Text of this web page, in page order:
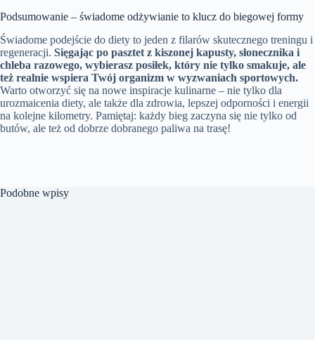
Podsumowanie – świadome odżywianie to klucz do biegowej formy
Świadome podejście do diety to jeden z filarów skutecznego treningu i
regeneracji. Sięgając po pasztet z kiszonej kapusty, słonecznika i
chleba razowego, wybierasz posiłek, który nie tylko smakuje, ale
też realnie wspiera Twój organizm w wyzwaniach sportowych.
Warto otworzyć się na nowe inspiracje kulinarne – nie tylko dla
urozmaicenia diety, ale także dla zdrowia, lepszej odporności i energii
na kolejne kilometry. Pamiętaj: każdy bieg zaczyna się nie tylko od
butów, ale też od dobrze dobranego paliwa na trasę!
Podobne wpisy